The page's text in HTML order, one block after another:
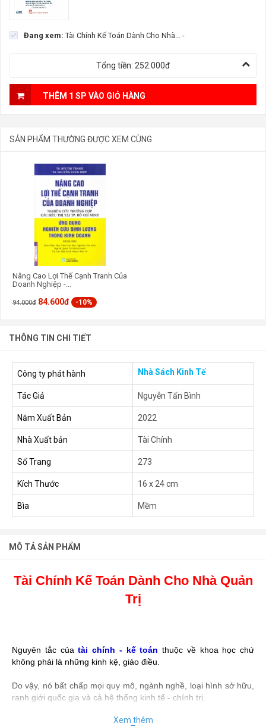
Đang xem: Tài Chính Kế Toán Dành Cho Nhà... -
Tổng tiền: 252.000đ
THÊM 1 SP VÀO GIỎ HÀNG
SẢN PHẨM THƯỜNG ĐƯỢC XEM CÙNG
Nâng Cao Lợi Thế Cạnh Tranh Của
Doanh Nghiệp -...
94.000đ 84.600đ -10%
THÔNG TIN CHI TIẾT
Công ty phát hành Nhà Sách Kinh Tế
Tác Giả Nguyễn Tấn Bình
Năm Xuất Bản 2022
Nhà Xuất bản Tài Chính
Số Trang 273
Kích Thước 16 x 24 cm
Bìa Mềm
MÔ TẢ SẢN PHẨM
Tài Chính Kế Toán Dành Cho Nhà Quản
Trị
Nguyên tắc củatài chính - kế toán thuộc về khoa học chứ
không phải là những kinh kệ, giáo điều.
Do vậy, nó bất chấp mọi quy mô, ngành nghề, loại hình sở hữu,
ranh giới quốc gia và cả hệ thống kinh tế - chính trị.
Xem thêm